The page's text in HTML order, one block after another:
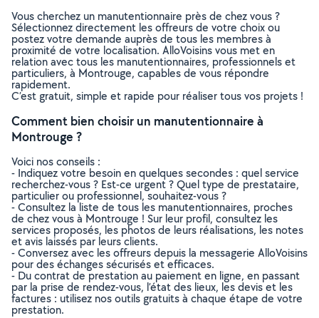
Vous cherchez un manutentionnaire près de chez vous ?
Sélectionnez directement les offreurs de votre choix ou
postez votre demande auprès de tous les membres à
proximité de votre localisation. AlloVoisins vous met en
relation avec tous les manutentionnaires, professionnels et
particuliers, à Montrouge, capables de vous répondre
rapidement.
C’est gratuit, simple et rapide pour réaliser tous vos projets !
Comment bien choisir un manutentionnaire à
Montrouge ?
Voici nos conseils :
- Indiquez votre besoin en quelques secondes : quel service
recherchez-vous ? Est-ce urgent ? Quel type de prestataire,
particulier ou professionnel, souhaitez-vous ?
- Consultez la liste de tous les manutentionnaires, proches
de chez vous à Montrouge ! Sur leur profil, consultez les
services proposés, les photos de leurs réalisations, les notes
et avis laissés par leurs clients.
- Conversez avec les offreurs depuis la messagerie AlloVoisins
pour des échanges sécurisés et efficaces.
- Du contrat de prestation au paiement en ligne, en passant
par la prise de rendez-vous, l’état des lieux, les devis et les
factures : utilisez nos outils gratuits à chaque étape de votre
prestation.